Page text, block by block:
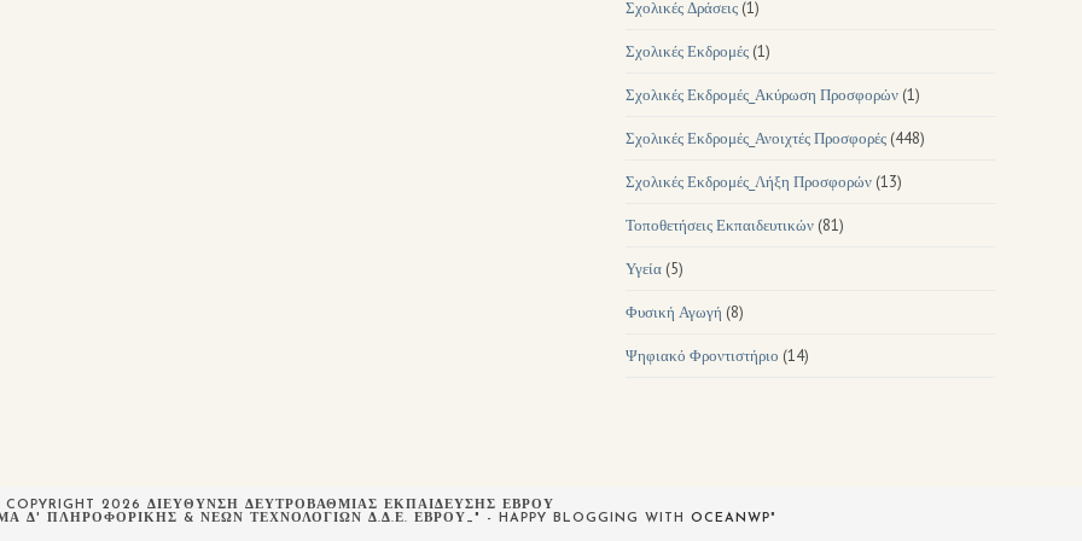
Σχολικές Δράσεις (1)
Σχολικές Εκδρομές (1)
Σχολικές Εκδρομές_Ακύρωση Προσφορών (1)
Σχολικές Εκδρομές_Ανοιχτές Προσφορές (448)
Σχολικές Εκδρομές_Λήξη Προσφορών (13)
Τοποθετήσεις Εκπαιδευτικών (81)
Υγεία (5)
Φυσική Αγωγή (8)
Ψηφιακό Φροντιστήριο (14)
2026 ΔΙΕΥΘΥΝΣΗ ΔΕΥΤΡΟΒΑΘΜΙΑΣ ΕΚΠΑΙΔΕΥΣΗΣ ΕΒΡΟΥ
Δ' ΠΛΗΡΟΦΟΡΙΚΉΣ & ΝΈΩΝ ΤΕΧΝΟΛΟΓΙΏΝ Δ.Δ.Ε. ΈΒΡΟΥ_" - HAPPY BLOGGING WITH OCEANWP"